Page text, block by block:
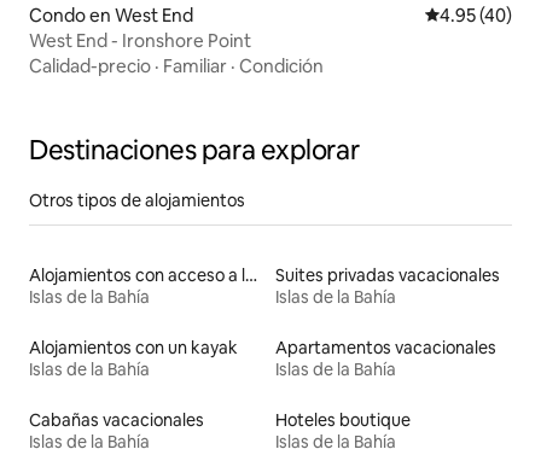
Condo en West End Calificación
4.95 (40)
West End - Ironshore Point
Calidad-precio · Familiar · Condición
Destinaciones para explorar
Otros tipos de alojamientos
Alojamientos con acceso a la playa
Islas de la Bahía
Suites privadas vacacionales
Islas de la Bahía
Alojamientos con un kayak
Islas de la Bahía
Apartamentos vacacionales
Islas de la Bahía
Cabañas vacacionales
Islas de la Bahía
Hoteles boutique
Islas de la Bahía